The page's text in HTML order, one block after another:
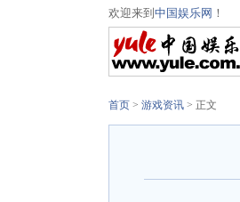
欢迎来到 中国娱乐网 ！
首页 > 游戏资讯 > 正文